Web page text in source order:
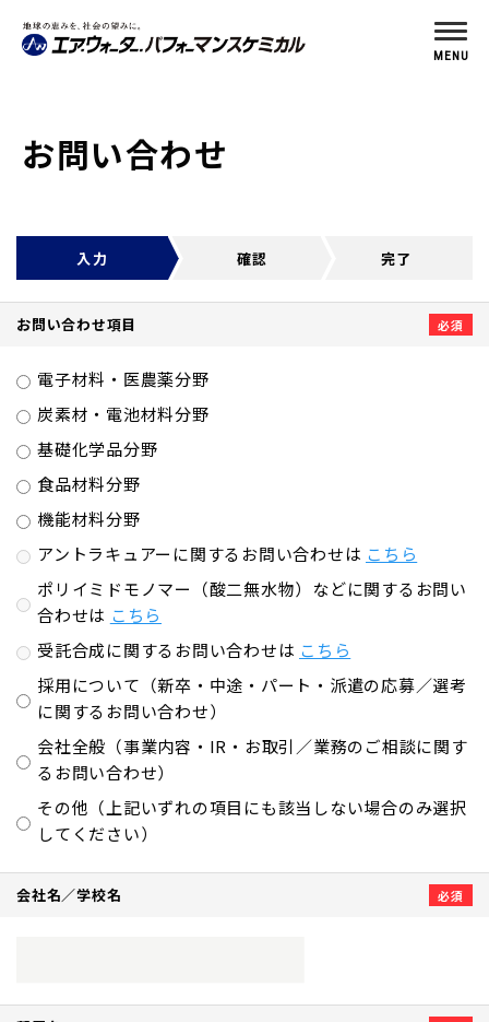
MENU
お問い合わせ
入力 確認 完了
お問い合わせ項目
電子材料・医農薬分野
炭素材・電池材料分野
基礎化学品分野
食品材料分野
機能材料分野
アントラキュアーに関するお問い合わせは こちら
ポリイミドモノマー（酸二無水物）などに関するお問い
合わせは こちら
受託合成に関するお問い合わせは こちら
採用について（新卒・中途・パート・派遣の応募／選考
に関するお問い合わせ）
会社全般（事業内容・IR・お取引／業務のご相談に関す
るお問い合わせ）
その他（上記いずれの項目にも該当しない場合のみ選択
してください）
会社名／学校名